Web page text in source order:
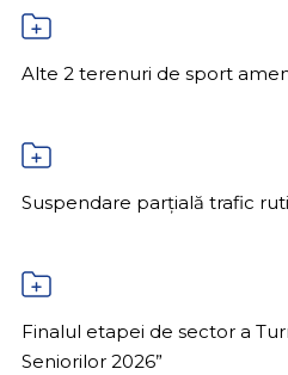
Alte 2 terenuri de sport
Suspendare parțială trafic
Finalul etapei de sector a
Seniorilor 2026”